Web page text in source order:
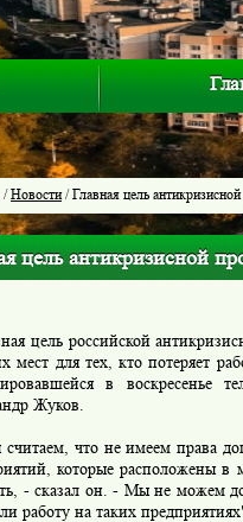
/Новости/ Главная цель
цель антикризисной
цель российской
мест для тех, кто потеряет
в воскресенье
Жуков.
что не имеем права
которые расположены в
- сказал он. - Мы не можем
работу на таких